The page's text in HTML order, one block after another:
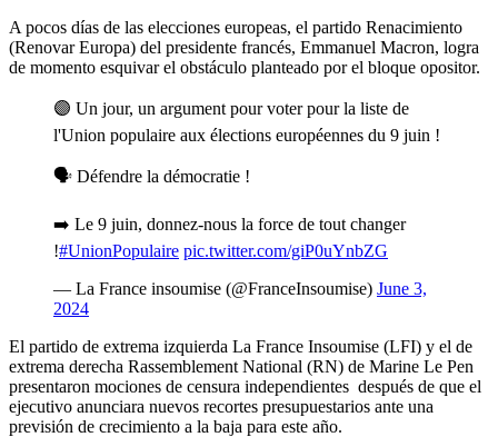
A pocos días de las elecciones europeas, el partido Renacimiento
(Renovar Europa) del presidente francés, Emmanuel Macron, logra
de momento esquivar el obstáculo planteado por el bloque opositor.
🟣 Un jour, un argument pour voter pour la liste de
l'Union populaire aux élections européennes du 9 juin !
🗣️ Défendre la démocratie !
➡️ Le 9 juin, donnez-nous la force de tout changer
!#UnionPopulaire pic.twitter.com/giP0uYnbZG
— La France insoumise (@FranceInsoumise) June 3,
2024
El partido de extrema izquierda La France Insoumise (LFI) y el de
extrema derecha Rassemblement National (RN) de Marine Le Pen
presentaron mociones de censura independientes después de que el
ejecutivo anunciara nuevos recortes presupuestarios ante una
previsión de crecimiento a la baja para este año.